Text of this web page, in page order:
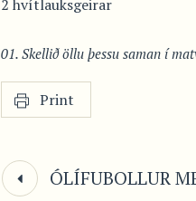
2 hvítlauksgeirar
Skellið öllu þessu saman í
Print
ÓLÍFUBOLLUR